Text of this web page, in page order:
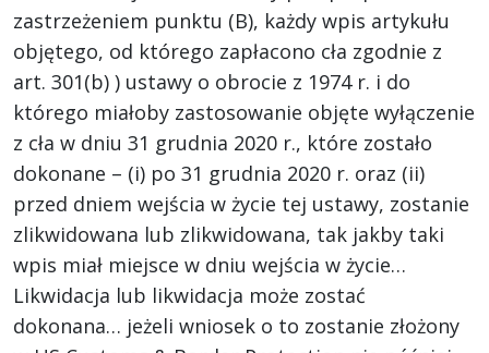
zastrzeżeniem punktu (B), każdy wpis artykułu
objętego, od którego zapłacono cła zgodnie z
art. 301(b) ) ustawy o obrocie z 1974 r. i do
którego miałoby zastosowanie objęte wyłączenie
z cła w dniu 31 grudnia 2020 r., które zostało
dokonane – (i) po 31 grudnia 2020 r. oraz (ii)
przed dniem wejścia w życie tej ustawy, zostanie
zlikwidowana lub zlikwidowana, tak jakby taki
wpis miał miejsce w dniu wejścia w życie…
Likwidacja lub likwidacja może zostać
dokonana… jeżeli wniosek o to zostanie złożony